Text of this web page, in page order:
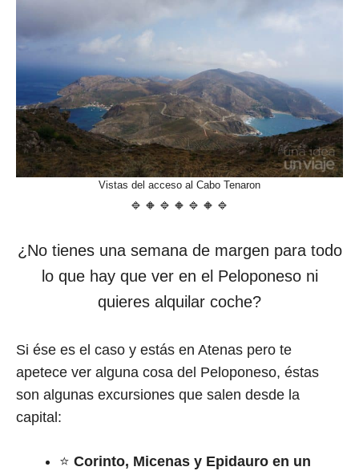
Vistas del acceso al Cabo Tenaron
🔹🔸🔹🔸🔹🔸🔹
¿No tienes una semana de margen para todo
lo que hay que ver en el Peloponeso ni
quieres alquilar coche?
Si ése es el caso y estás en Atenas pero te
apetece ver alguna cosa del Peloponeso, éstas
son algunas excursiones que salen desde la
capital:
⭐ Corinto, Micenas y Epidauro en un